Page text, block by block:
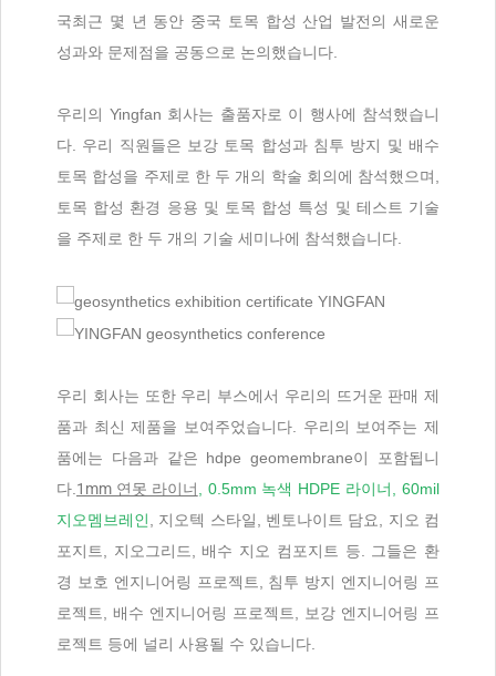
국최근 몇 년 동안 중국 토목 합성 산업 발전의 새로운
성과와 문제점을 공동으로 논의했습니다.
우리의 Yingfan 회사는 출품자로 이 행사에 참석했습니
다. 우리 직원들은 보강 토목 합성과 침투 방지 및 배수
토목 합성을 주제로 한 두 개의 학술 회의에 참석했으며,
토목 합성 환경 응용 및 토목 합성 특성 및 테스트 기술
을 주제로 한 두 개의 기술 세미나에 참석했습니다.
우리 회사는 또한 우리 부스에서 우리의 뜨거운 판매 제
품과 최신 제품을 보여주었습니다. 우리의 보여주는 제
품에는 다음과 같은 hdpe geomembrane이 포함됩니
다.1mm 연못 라이너, 0.5mm 녹색 HDPE 라이너, 60mil
지오멤브레인, 지오텍 스타일, 벤토나이트 담요, 지오 컴
포지트, 지오그리드, 배수 지오 컴포지트 등. 그들은 환
경 보호 엔지니어링 프로젝트, 침투 방지 엔지니어링 프
로젝트, 배수 엔지니어링 프로젝트, 보강 엔지니어링 프
로젝트 등에 널리 사용될 수 있습니다.